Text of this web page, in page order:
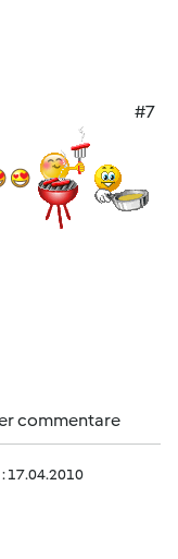
#7
commentare
17.04.2010